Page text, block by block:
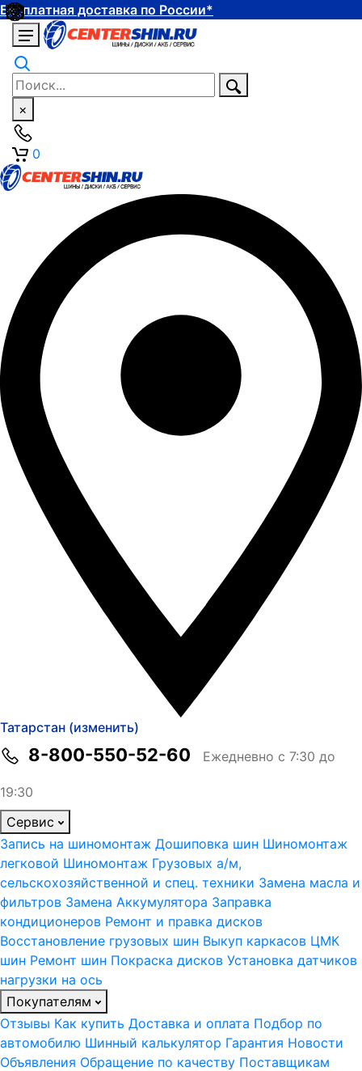
Бесплатная доставка по России*
×
0
Татарстан (изменить)
8-800-550-52-60 Ежедневно с 7:30 до
19:30
Сервис
Запись на шиномонтаж Дошиповка шин Шиномонтаж
легковой Шиномонтаж Грузовых а/м,
сельскохозяйственной и спец. техники Замена масла и
фильтров Замена Аккумулятора Заправка
кондиционеров Ремонт и правка дисков
Восстановление грузовых шин Выкуп каркасов ЦМК
шин Ремонт шин Покраска дисков Установка датчиков
нагрузки на ось
Покупателям
Отзывы Как купить Доставка и оплата Подбор по
автомобилю Шинный калькулятор Гарантия Новости
Объявления Обращение по качеству Поставщикам